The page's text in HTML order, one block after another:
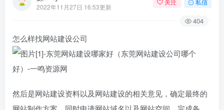
2022年11月27日 16:53更新
404
怎么样找网站建设公司
然后是网站建设资料以及网站建设的相关意见，确定最终的